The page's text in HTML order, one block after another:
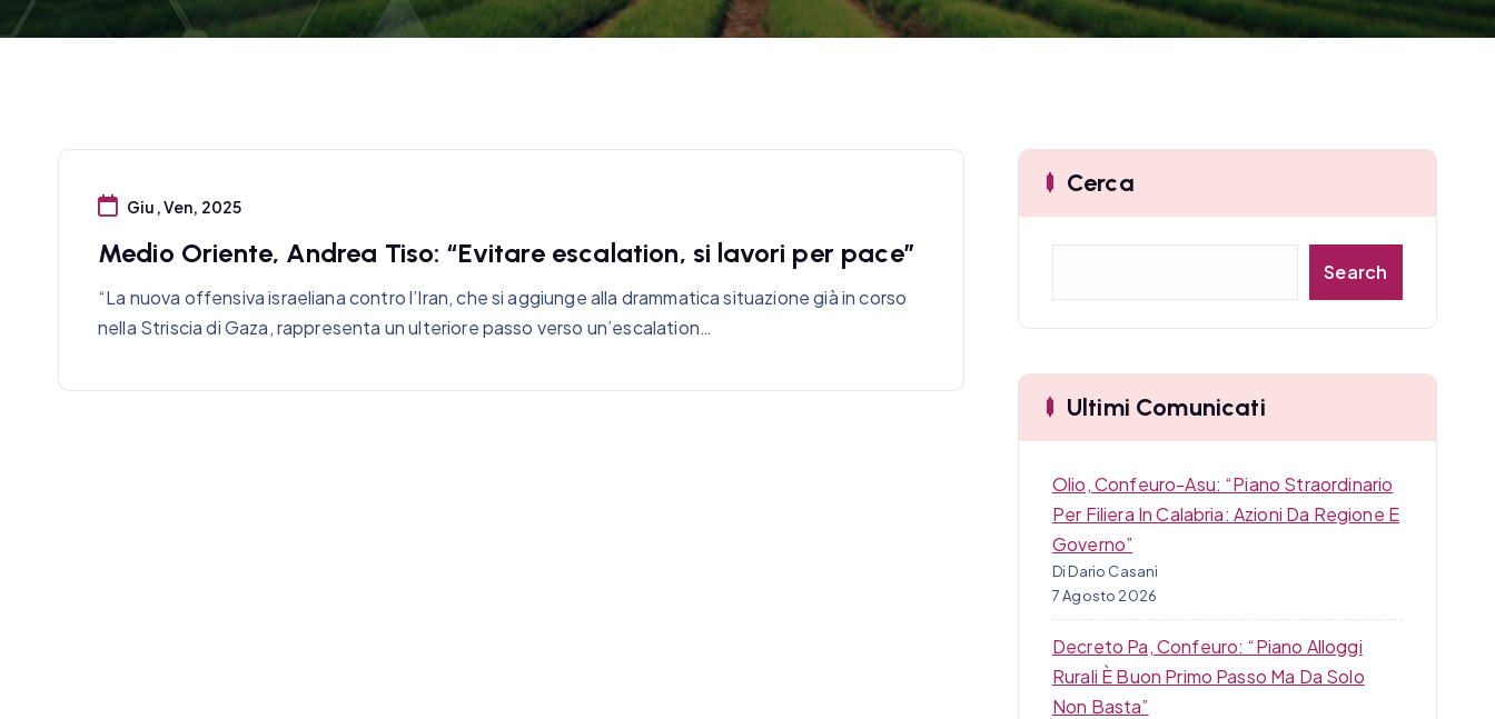
Giu, Ven, 2025
Medio Oriente, Andrea Tiso: “Evitare escalation, si lavori per pace”
“La nuova offensiva israeliana contro l’Iran, che si aggiunge alla drammatica situazione già in corso
nella Striscia di Gaza, rappresenta un ulteriore passo verso un’escalation…
Cerca
a
Search
Ultimi Comunicati
Olio, Confeuro-Asu: “Piano Straordinario
Per Filiera In Calabria: Azioni Da Regione E
Governo”
Di Dario Casani
7 Agosto 2026
Decreto Pa, Confeuro: “Piano Alloggi
Rurali È Buon Primo Passo Ma Da Solo
Non Basta”